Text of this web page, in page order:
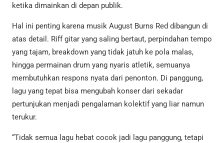
ketika dimainkan di depan publik.
Hal ini penting karena musik August Burns Red dibangun di
atas detail. Riff gitar yang saling bertaut, perpindahan tempo
yang tajam, breakdown yang tidak jatuh ke pola malas,
hingga permainan drum yang nyaris atletik, semuanya
membutuhkan respons nyata dari penonton. Di panggung,
lagu yang tepat bisa mengubah konser dari sekadar
pertunjukan menjadi pengalaman kolektif yang liar namun
terukur.
“Tidak semua lagu hebat cocok jadi lagu panggung, tetapi